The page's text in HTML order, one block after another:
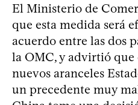
El Ministerio de
que esta medida será
acuerdo entre las dos
la OMC, y advirtió
nuevos aranceles
un precedente muy